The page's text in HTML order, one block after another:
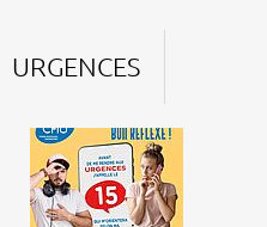
URGENCES